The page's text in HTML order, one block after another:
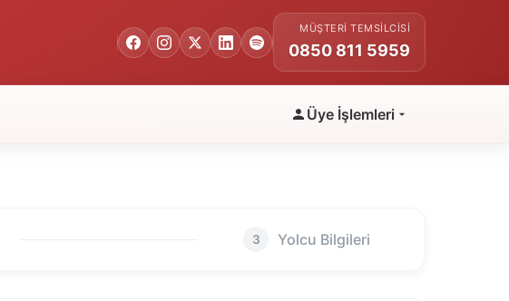
MÜŞTERI TEMSILCISI
0850 811 5959
Üye İşlemleri
3 Yolcu Bilgileri